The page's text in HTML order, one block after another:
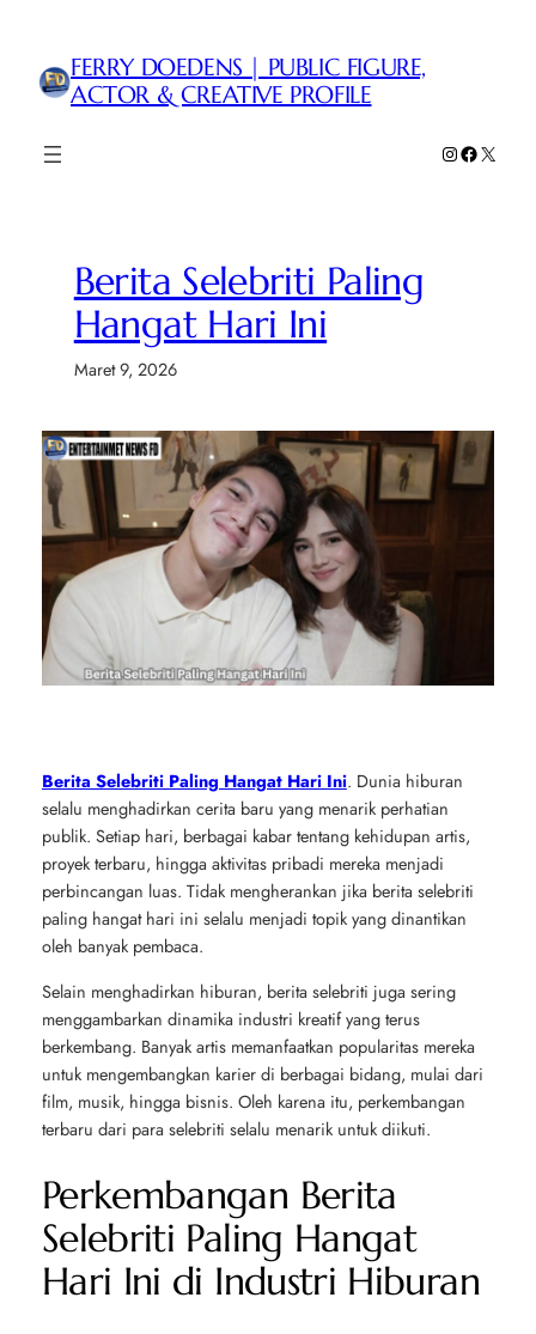
konten
FERRY DOEDENS | PUBLIC FIGURE,
ACTOR & CREATIVE PROFILE
Instagram
Facebook
X
Berita Selebriti Paling
Hangat Hari Ini
Maret 9, 2026
Berita Selebriti Paling Hangat Hari Ini. Dunia hiburan
selalu menghadirkan cerita baru yang menarik perhatian
publik. Setiap hari, berbagai kabar tentang kehidupan artis,
proyek terbaru, hingga aktivitas pribadi mereka menjadi
perbincangan luas. Tidak mengherankan jika berita selebriti
paling hangat hari ini selalu menjadi topik yang dinantikan
oleh banyak pembaca.
Selain menghadirkan hiburan, berita selebriti juga sering
menggambarkan dinamika industri kreatif yang terus
berkembang. Banyak artis memanfaatkan popularitas mereka
untuk mengembangkan karier di berbagai bidang, mulai dari
film, musik, hingga bisnis. Oleh karena itu, perkembangan
terbaru dari para selebriti selalu menarik untuk diikuti.
Perkembangan Berita
Selebriti Paling Hangat
Hari Ini di Industri Hiburan